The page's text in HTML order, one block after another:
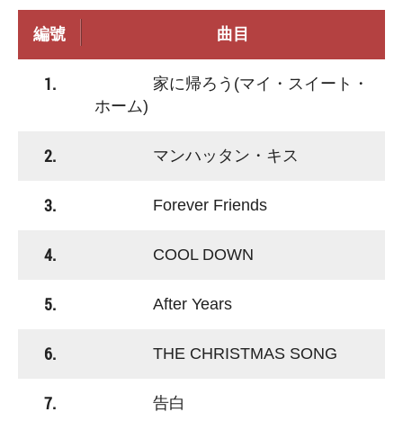
編號 曲目
1.
家に帰ろう(マイ・スイート・
ホーム)
2. マンハッタン・キス
3. Forever Friends
4. COOL DOWN
5. After Years
6. THE CHRISTMAS SONG
7. 告白